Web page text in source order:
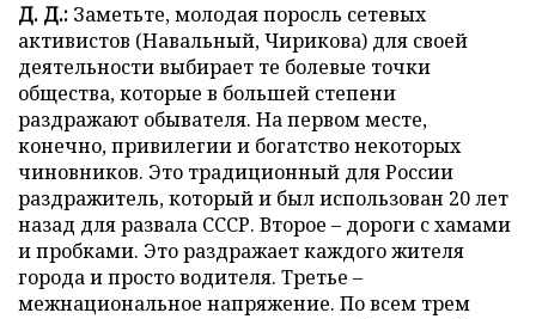
Д. Д.: Заметьте, молодая поросль сетевых
активистов (Навальный, Чирикова) для своей
деятельности выбирает те болевые точки
общества, которые в большей степени
раздражают обывателя. На первом месте,
конечно, привилегии и богатство некоторых
чиновников. Это традиционный для России
раздражитель, который и был использован 20 лет
назад для развала СССР. Второе – дороги с хамами
и пробками. Это раздражает каждого жителя
города и просто водителя. Третье –
межнациональное напряжение. По всем трем